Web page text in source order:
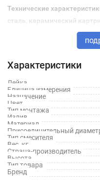
Технические
сталь, керамический
Материал корпуса:
Переключатель на
Покрытие:
Поворотный излив: да
Лейка: нет
Встраиваемый: нет
Диаметр картриджа ,
Характеристики
Лейка
Единица измерения
Назначение
Цвет
Тип монтажа
Излив
Материал
Присоединительный
Тип смесителя
Вес, кг
Страна-производитель
Высота
Тип товара
Бренд